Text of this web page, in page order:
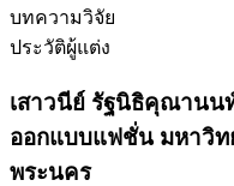
บทความวิจัย
ประวัติผู้แต่ง
เสาวนีย์ รัฐนิธิคุณานน
ออกแบบแฟชั่น มหาวิท
พระนคร